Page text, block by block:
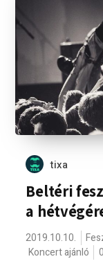
tixa
Beltéri
a
2019.10.10.
Koncert ajánló